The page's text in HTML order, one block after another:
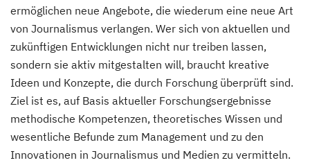
ermöglichen neue Angebote, die wiederum eine neue Art
von Journalismus verlangen. Wer sich von aktuellen und
zukünftigen Entwicklungen nicht nur treiben lassen,
sondern sie aktiv mitgestalten will, braucht kreative
Ideen und Konzepte, die durch Forschung überprüft sind.
Ziel ist es, auf Basis aktueller Forschungsergebnisse
methodische Kompetenzen, theoretisches Wissen und
wesentliche Befunde zum Management und zu den
Innovationen in Journalismus und Medien zu vermitteln.